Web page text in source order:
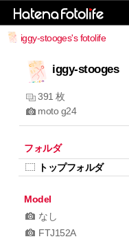
iggy-stooges's fotolife
iggy-stooges
391 枚
moto g24
フォルダ
トップフォルダ
Model
なし
FTJ152A